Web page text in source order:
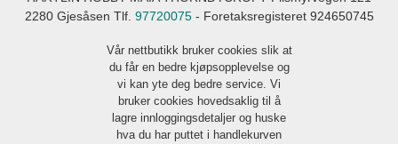
2280 Gjesåsen Tlf. 97720075- Foretaksregisteret 924650745
Vår nettbutikk bruker cookies slik at
du får en bedre kjøpsopplevelse og
vi kan yte deg bedre service. Vi
bruker cookies hovedsaklig til å
lagre innloggingsdetaljer og huske
hva du har puttet i handlekurven